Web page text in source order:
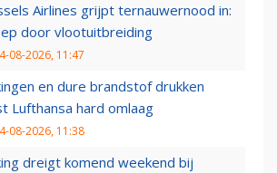
Airlines grijpt ternauwernood in:
door vlootuitbreiding
08-2026, 11:47
en dure brandstof drukken
Lufthansa hard omlaag
08-2026, 11:38
dreigt komend weekend bij